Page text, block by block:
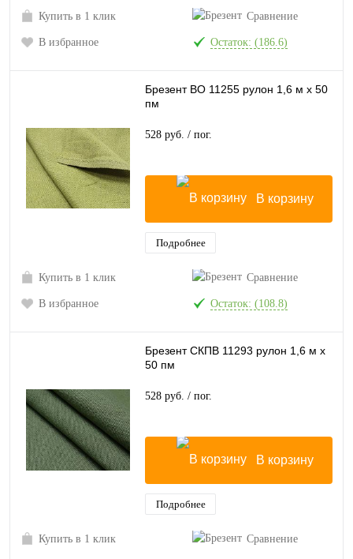
Купить в 1 клик Сравнение
В избранное Остаток: (186.6)
Брезент ВО 11255 рулон 1,6 м х 50
пм
528 руб. / пог.
В корзину
Подробнее
Купить в 1 клик Сравнение
В избранное Остаток: (108.8)
Брезент СКПВ 11293 рулон 1,6 м х
50 пм
528 руб. / пог.
В корзину
Подробнее
Купить в 1 клик Сравнение